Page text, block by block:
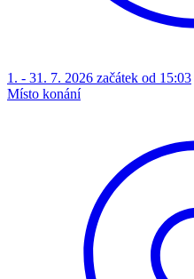
1. - 31. 7. 2026 začátek od 15:03
Místo konání